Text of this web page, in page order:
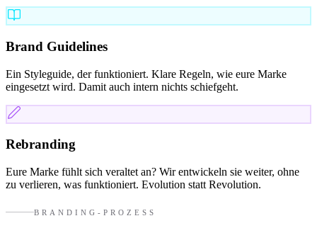
Brand Guidelines
Ein Styleguide, der funktioniert. Klare Regeln, wie eure Marke
eingesetzt wird. Damit auch intern nichts schiefgeht.
Rebranding
Eure Marke fühlt sich veraltet an? Wir entwickeln sie weiter, ohne
zu verlieren, was funktioniert. Evolution statt Revolution.
BRANDING-PROZESS